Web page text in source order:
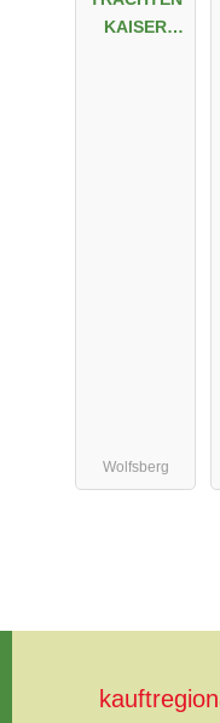
KAISER
Wolfsberg